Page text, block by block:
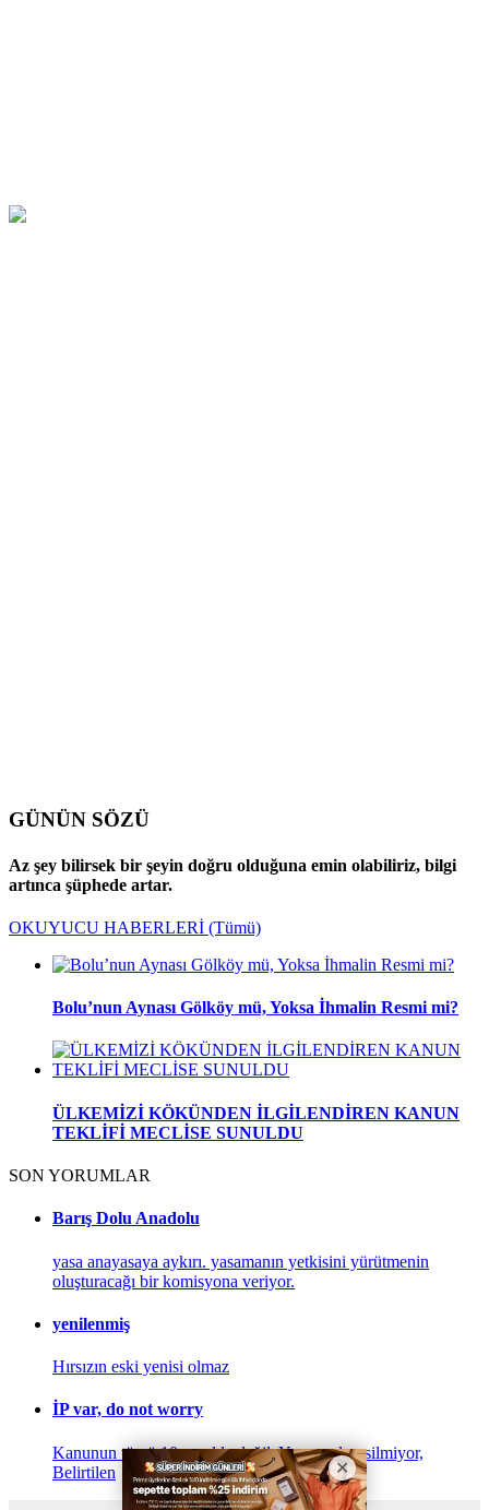
GÜNÜN SÖZÜ
Az şey bilirsek bir şeyin doğru olduğuna emin olabiliriz, bilgi
artınca şüphede artar.
OKUYUCU HABERLERİ (Tümü)
Bolu’nun Aynası Gölköy mü, Yoksa İhmalin Resmi mi?
ÜLKEMİZİ KÖKÜNDEN İLGİLENDİREN KANUN
TEKLİFİ MECLİSE SUNULDU
SON YORUMLAR
Barış Dolu Anadolu
yasa anayasaya aykırı. yasamanın yetkisini yürütmenin
oluşturacağı bir komisyona veriyor.
yenilenmiş
Hırsızın eski yenisi olmaz
İP var, do not worry
Kanunun tümü 10. madde değil. Yasa suçları silmiyor,
Belirtilen